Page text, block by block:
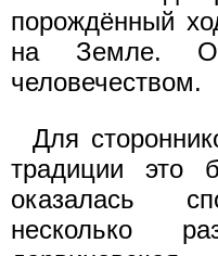
порождённый
на Земле.
человечеством.
Для
традиции это
оказалась
несколько